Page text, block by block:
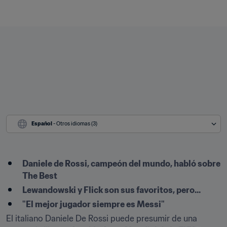
Español - Otros idiomas (3)
Daniele de Rossi, campeón del mundo, habló sobre
The Best
Lewandowski y Flick son sus favoritos, pero...
"El mejor jugador siempre es Messi"
El italiano Daniele De Rossi puede presumir de una